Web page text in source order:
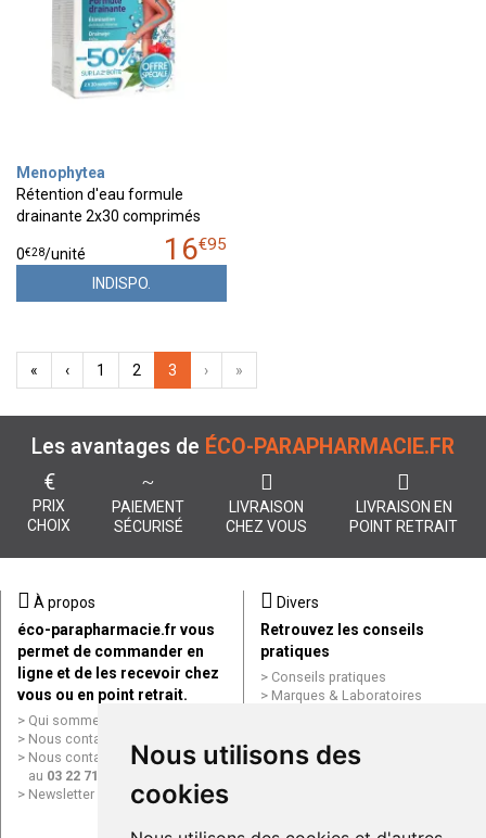
Nous utilisons des
cookies
Menophytea
Rétention d'eau formule
drainante 2x30 comprimés
16€95
0€28/unité
INDISPO.
« ‹ 1 2 3 › »
Les avantages de ÉCO-PARAPHARMACIE.FR
€
PRIX
CHOIX
PAIEMENT
SÉCURISÉ
LIVRAISON
CHEZ VOUS
LIVRAISON EN
POINT RETRAIT
À propos
éco-parapharmacie.fr vous
permet de commander en
ligne et de les recevoir chez
vous ou en point retrait.
Qui sommes nous ?
Nous contacter par e-mail
Nous contacter par téléphone
au 03 22 71 64 10
Newsletter
Divers
Retrouvez les conseils
pratiques
Conseils pratiques
Marques & Laboratoires
Mentions légales
Données personnelles